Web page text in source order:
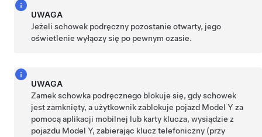
UWAGA
Jeżeli schowek podręczny pozostanie otwarty, jego
oświetlenie wyłączy się po pewnym czasie.
UWAGA
Zamek schowka podręcznego blokuje się, gdy schowek
jest zamknięty, a użytkownik zablokuje pojazd Model Y za
pomocą aplikacji mobilnej lub karty klucza, wysiądzie z
pojazdu Model Y, zabierając klucz telefoniczny (przy